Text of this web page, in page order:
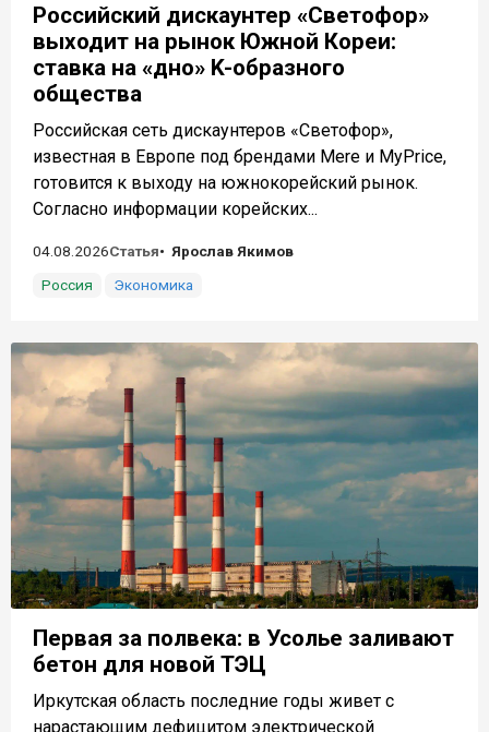
Российский дискаунтер «Светофор»
выходит на рынок Южной Кореи:
ставка на «дно» K-образного
общества
Российская сеть дискаунтеров «Светофор»,
известная в Европе под брендами Mere и MyPrice,
готовится к выходу на южнокорейский рынок.
Согласно информации корейских...
04.08.2026Статья
Ярослав Якимов
Россия
Экономика
Первая за полвека: в Усолье заливают
бетон для новой ТЭЦ
Иркутская область последние годы живет с
нарастающим дефицитом электрической